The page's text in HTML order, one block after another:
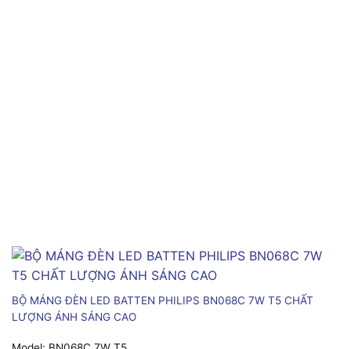
BỘ MÁNG ĐÈN LED BATTEN PHILIPS BN068C 7W T5 CHẤT
LƯỢNG ÁNH SÁNG CAO